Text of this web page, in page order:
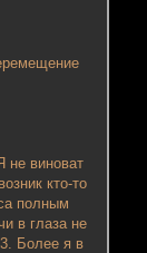
не виноват
кто-то
полным
в глаза не
Более я в